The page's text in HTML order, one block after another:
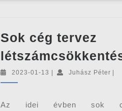
Sok cég tervez
2023-01-13 2023-
Juhász Péter
Az idei évben sok